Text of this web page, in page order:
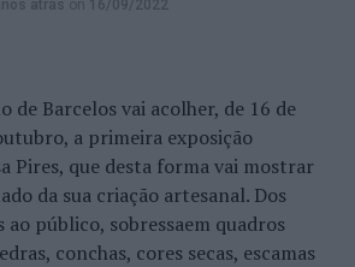
atrás on 16/09/2022
de Barcelos vai acolher, de 16 de
a primeira exposição
Pires, que desta forma vai mostrar
da sua criação artesanal. Dos
público, sobressaem quadros
conchas, cores secas, escamas